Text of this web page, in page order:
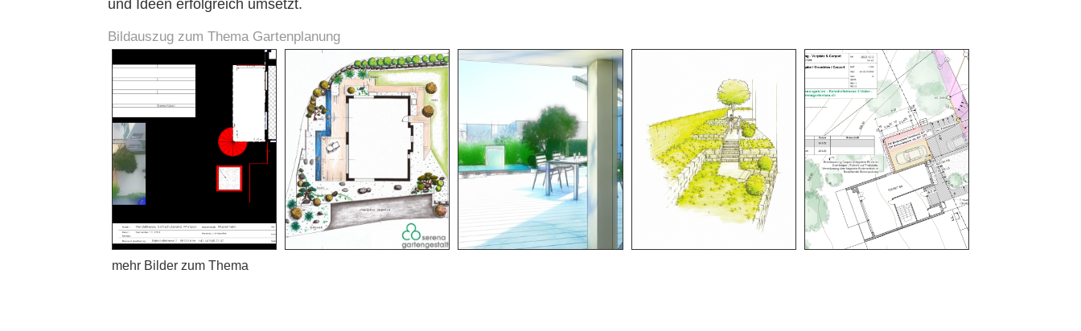
und Ideen erfolgreich umsetzt.
Bildauszug zum Thema Gartenplanung
mehr Bilder zum Thema